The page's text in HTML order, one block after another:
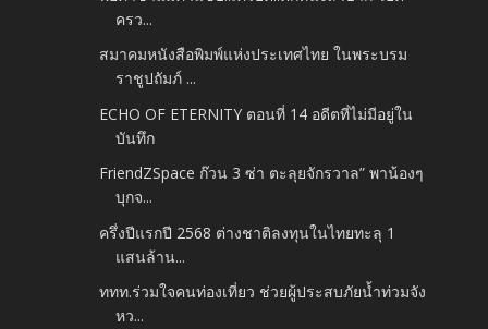
ครว...
สมาคมหนังสือพิมพ์แห่งประเทศไทย ในพระบรม
ราชูปถัมภ์ ...
ECHO OF ETERNITY ตอนที่ 14 อดีตที่ไม่มีอยู่ใน
บันทึก
FriendZSpace ก๊วน 3 ซ่า ตะลุยจักรวาล” พาน้องๆ
บุกจ...
ครึ่งปีแรกปี 2568 ต่างชาติลงทุนในไทยทะลุ 1
แสนล้าน...
ททท.ร่วมใจคนท่องเที่ยว ช่วยผู้ประสบภัยน้ำท่วมจัง
หว...